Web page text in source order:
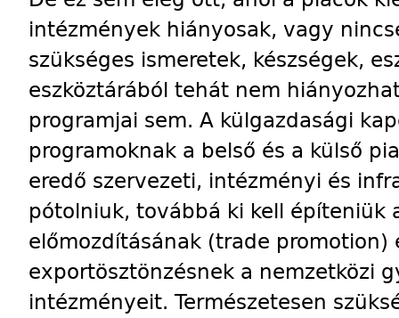
intézmények hiányosak, vagy
szükséges ismeretek, készségek,
eszköztárából tehát nem
programjai sem. A külgazdasági
programoknak a belső és a külső
eredő szervezeti, intézményi és
pótolniuk, továbbá ki kell építeniük
előmozdításának (trade
exportösztönzésnek a nemzetközi
intézményeit. Természetesen